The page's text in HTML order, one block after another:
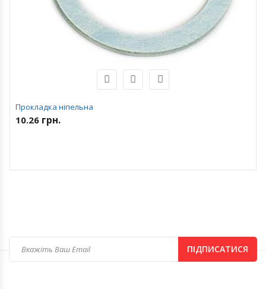
Прокладка ніпельна
10.26 грн.
ПІДПИСАТИСЯ